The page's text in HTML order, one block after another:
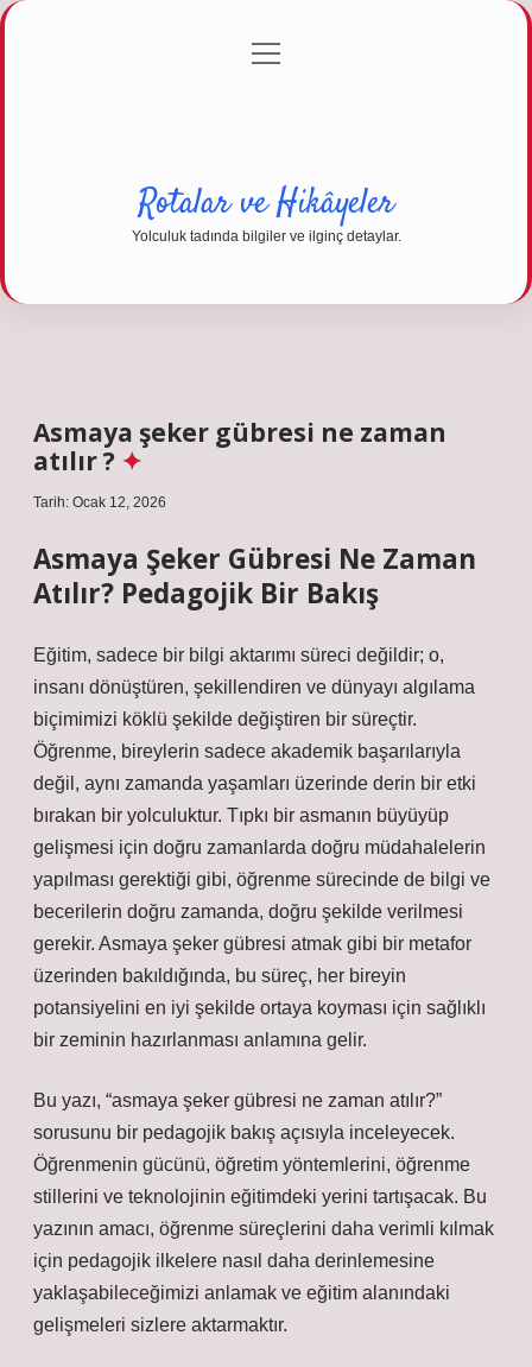
Gizlilik Politikası
menüyü
Rotalar ve Hikâyeler
Yolculuk tadında bilgiler ve ilginç detaylar.
Asmaya şeker gübresi ne zaman
atılır ?
Tarih: Ocak 12, 2026
Asmaya Şeker Gübresi Ne Zaman
Atılır? Pedagojik Bir Bakış
Eğitim, sadece bir bilgi aktarımı süreci değildir; o,
insanı dönüştüren, şekillendiren ve dünyayı algılama
biçimimizi köklü şekilde değiştiren bir süreçtir.
Öğrenme, bireylerin sadece akademik başarılarıyla
değil, aynı zamanda yaşamları üzerinde derin bir etki
bırakan bir yolculuktur. Tıpkı bir asmanın büyüyüp
gelişmesi için doğru zamanlarda doğru müdahalelerin
yapılması gerektiği gibi, öğrenme sürecinde de bilgi ve
becerilerin doğru zamanda, doğru şekilde verilmesi
gerekir. Asmaya şeker gübresi atmak gibi bir metafor
üzerinden bakıldığında, bu süreç, her bireyin
potansiyelini en iyi şekilde ortaya koyması için sağlıklı
bir zeminin hazırlanması anlamına gelir.
Bu yazı, “asmaya şeker gübresi ne zaman atılır?”
sorusunu bir pedagojik bakış açısıyla inceleyecek.
Öğrenmenin gücünü, öğretim yöntemlerini, öğrenme
stillerini ve teknolojinin eğitimdeki yerini tartışacak. Bu
yazının amacı, öğrenme süreçlerini daha verimli kılmak
için pedagojik ilkelere nasıl daha derinlemesine
yaklaşabileceğimizi anlamak ve eğitim alanındaki
gelişmeleri sizlere aktarmaktır.